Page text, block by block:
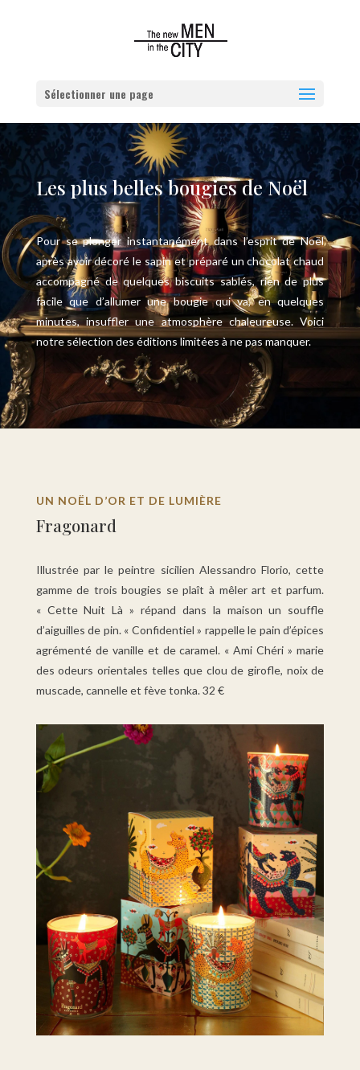
Sélectionner une page
Les plus belles bougies de Noël
Pour se plonger instantanément dans l’esprit de Noël
après avoir décoré le sapin et préparé un chocolat chaud
accompagné de quelques biscuits sablés, rien de plus
facile que d’allumer une bougie qui va, en quelques
minutes, insuffler une atmosphère chaleureuse. Voici
notre sélection des éditions limitées à ne pas manquer.
UN NOËL D’OR ET DE LUMIÈRE
Fragonard
Illustrée par le peintre sicilien Alessandro Florio, cette
gamme de trois bougies se plaît à mêler art et parfum.
« Cette Nuit Là » répand dans la maison un souffle
d’aiguilles de pin. « Confidentiel » rappelle le pain d’épices
agrémenté de vanille et de caramel. « Ami Chéri » marie
des odeurs orientales telles que clou de girofle, noix de
muscade, cannelle et fève tonka. 32 €